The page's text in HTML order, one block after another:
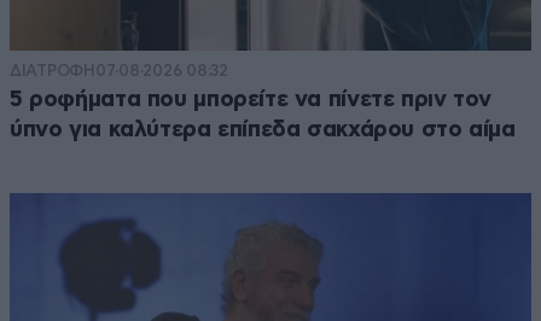
ΔΙΑΤΡΟΦΗ 07·08·2026 08:32
5 ροφήματα που μπορείτε να πίνετε πριν τον
ύπνο για καλύτερα επίπεδα σακχάρου στο αίμα